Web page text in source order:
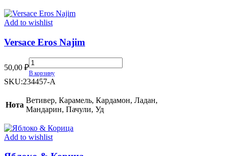
Add to wishlist
Versace Eros Najim
50,00 ₽
Versace
Eros
Najim
В корзину
SKU:234457-A
Нота
Ветивер, Карамель, Кардамон, Ладан,
Мандарин, Пачули, Уд
Add to wishlist